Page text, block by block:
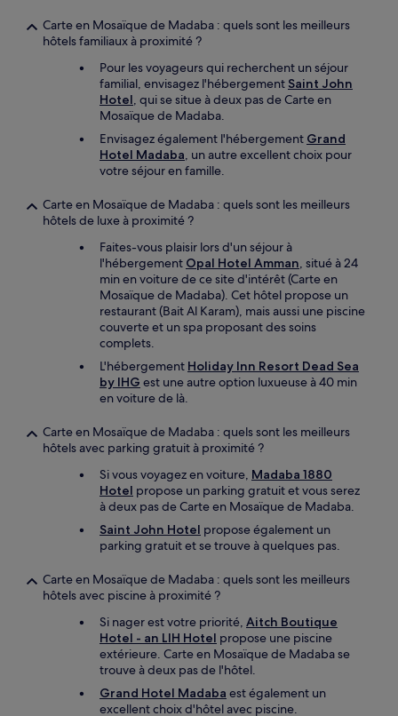
Carte en Mosaïque de Madaba : quels sont les meilleurs
hôtels familiaux à proximité ?
Pour les voyageurs qui recherchent un séjour
familial, envisagez l'hébergement Saint John
Hotel, qui se situe à deux pas de Carte en
Mosaïque de Madaba.
Envisagez également l'hébergement Grand
Hotel Madaba, un autre excellent choix pour
votre séjour en famille.
Carte en Mosaïque de Madaba : quels sont les meilleurs
hôtels de luxe à proximité ?
Faites-vous plaisir lors d'un séjour à
l'hébergement Opal Hotel Amman, situé à 24
min en voiture de ce site d'intérêt (Carte en
Mosaïque de Madaba). Cet hôtel propose un
restaurant (Bait Al Karam), mais aussi une piscine
couverte et un spa proposant des soins
complets.
L'hébergement Holiday Inn Resort Dead Sea
by IHG est une autre option luxueuse à 40 min
en voiture de là.
Carte en Mosaïque de Madaba : quels sont les meilleurs
hôtels avec parking gratuit à proximité ?
Si vous voyagez en voiture, Madaba 1880
Hotel propose un parking gratuit et vous serez
à deux pas de Carte en Mosaïque de Madaba.
Saint John Hotel propose également un
parking gratuit et se trouve à quelques pas.
Carte en Mosaïque de Madaba : quels sont les meilleurs
hôtels avec piscine à proximité ?
Si nager est votre priorité, Aitch Boutique
Hotel - an LIH Hotel propose une piscine
extérieure. Carte en Mosaïque de Madaba se
trouve à deux pas de l'hôtel.
Grand Hotel Madaba est également un
excellent choix d'hôtel avec piscine.